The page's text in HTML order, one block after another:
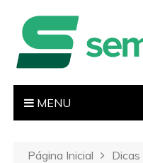
MENU
Página Inicial